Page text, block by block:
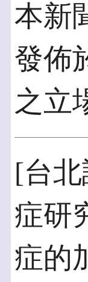
本新
發佈
之立
[台
症研
症的